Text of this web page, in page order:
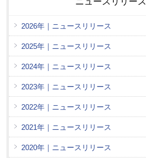
2026年｜ニュースリリース
2025年｜ニュースリリース
2024年｜ニュースリリース
2023年｜ニュースリリース
2022年｜ニュースリリース
2021年｜ニュースリリース
2020年｜ニュースリリース